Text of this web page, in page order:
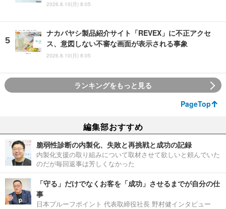
2026.8.10(月) 8:05
ナカバヤシ製品紹介サイト「REVEX」に不正アクセ
ス、意図しない不審な画面が表示される事象
2026.8.10(月) 8:05
ランキングをもっと見る
PageTop
編集部おすすめ
脆弱性診断の内製化、失敗と再挑戦と成功の記録
内製化支援の取り組みについて取材させて欲しいと頼んでいた
のだが毎回返事は芳しくなかった
「守る」だけでなくお客を「成功」させるまでが自分の仕
事
日本プルーフポイント 代表取締役社長 野村健インタビュー